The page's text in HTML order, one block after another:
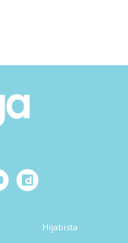
Hijabista